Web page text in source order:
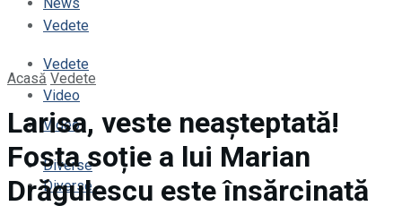
Vedete
Video
Diverse
Vedete
Video
Diverse
Acasă Vedete
Larisa, veste neașteptată!
Fosta soție a lui Marian
Drăgulescu este însărcinată